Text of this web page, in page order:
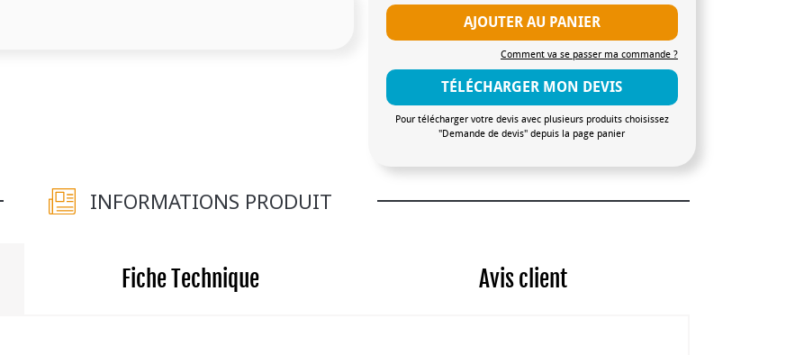
AJOUTER AU PANIER
Comment va se passer ma commande ?
TÉLÉCHARGER MON DEVIS
Pour télécharger votre devis avec plusieurs produits choisissez
"Demande de devis" depuis la page panier
INFORMATIONS PRODUIT
Fiche Technique Avis client